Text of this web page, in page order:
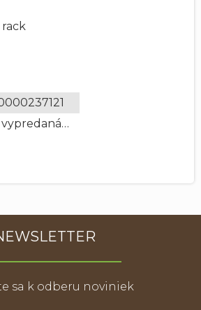
sa k odberu noviniek